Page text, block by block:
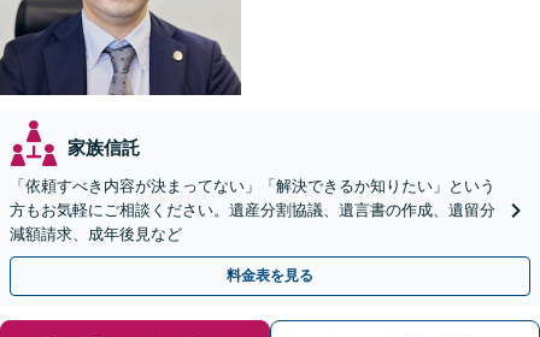
家族信託
「依頼すべき内容が決まってない」「解決できるか知りたい」という
方もお気軽にご相談ください。遺産分割協議、遺言書の作成、遺留分
減額請求、成年後見など
料金表を見る